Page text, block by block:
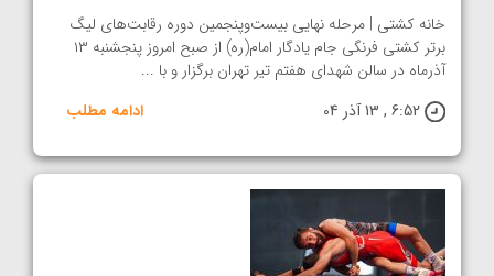
خانه کشتی | مرحله نهایی بیست‌وپنجمین دوره رقابت‌های لیگ
برتر کشتی فرنگی جام یادگار امام(ره) از صبح امروز پنجشنبه ۱۳
آذرماه در سالن شهدای هفتم تیر تهران برگزار و با ...
6:52 , 13 آذر 04
ادامه مطلب